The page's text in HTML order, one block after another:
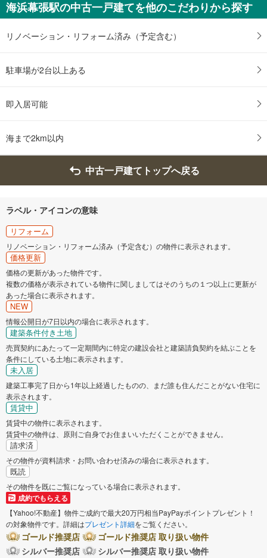
海浜幕張駅の中古一戸建てを他のこだわりから探す
リノベーション・リフォーム済み（予定含む）
駐車場が2台以上ある
即入居可能
海まで2km以内
中古一戸建てトップへ戻る
ラベル・アイコンの意味
リフォーム
リノベーション・リフォーム済み（予定含む）の物件に表示されます。
価格更新
価格の更新があった物件です。
複数の価格が表示されている物件に関しましてはそのうちの１つ以上に更新が
あった場合に表示されます。
NEW
情報公開日が7日以内の場合に表示されます。
建築条件付き土地
売買契約にあたって一定期間内に特定の建設会社と建築請負契約を結ぶことを
条件にしている土地に表示されます。
未入居
建築工事完了日から1年以上経過したものの、まだ誰も住んだことがない住宅に
表示されます。
賃貸中
賃貸中の物件に表示されます。
賃貸中の物件は、原則ご自身でお住まいいただくことができません。
請求済
その物件が資料請求・お問い合わせ済みの場合に表示されます。
既読
その物件を既にご覧になっている場合に表示されます。
成約でもらえる
【Yahoo!不動産】物件ご成約で最大20万円相当PayPayポイントプレゼント！
の対象物件です。詳細はプレゼント詳細をご覧ください。
ゴールド推奨店
ゴールド推奨店 取り扱い物件
シルバー推奨店
シルバー推奨店 取り扱い物件